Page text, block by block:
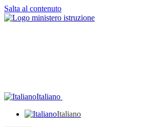
Salta al contenuto
Italiano
Italiano